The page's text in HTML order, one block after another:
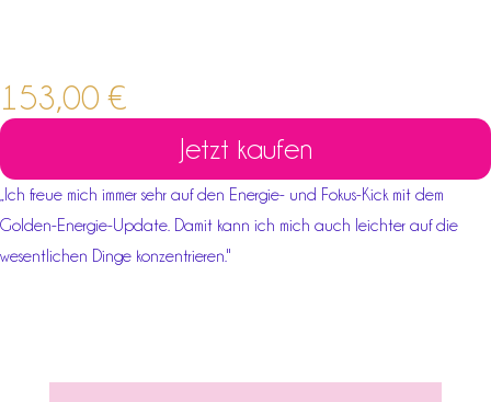
153,00€
Jetzt kaufen
„Ich freue mich immer sehr auf den Energie- und Fokus-Kick mit dem
Golden-Energie-Update. Damit kann ich mich auch leichter auf die
wesentlichen Dinge konzentrieren."